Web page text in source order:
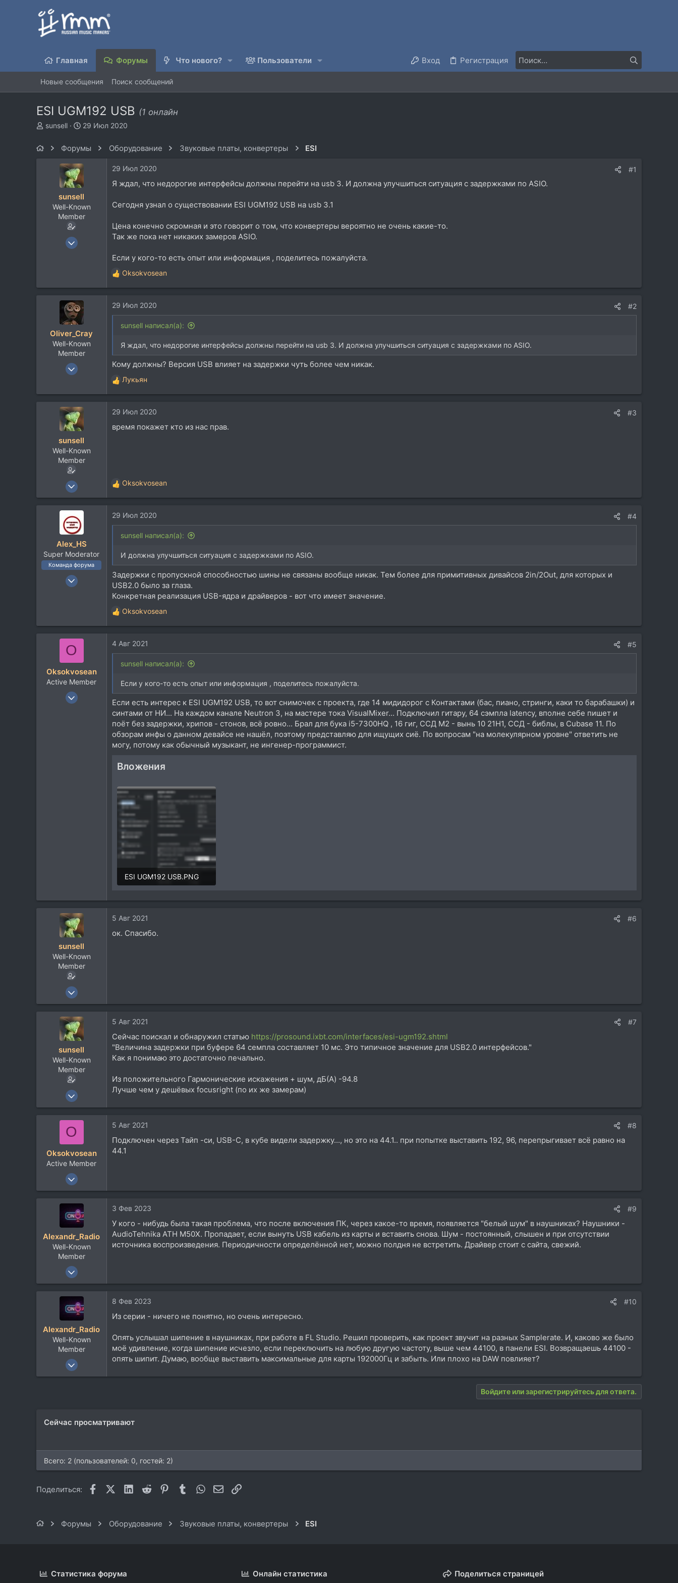
Главная Форумы Что нового? Пользователи Вход Регистрация
Новые сообщения Поиск сообщений
ESI UGM192 USB (1 онлайн
А
sunsell
Д
а
н
а
ч
а
л
а
29 Июл 2020
Форумы Оборудование Звуковые платы, конвертеры ESI
sunsell
Well-Known
Member
30 Авг 2017
29 Июл 2020 #1
Я ждал, что недорогие интерфейсы должны перейти на usb 3. И должна улучшиться ситуация с задержками по ASIO.
Сегодня узнал о существовании ESI UGM192 USB на usb 3.1
Цена конечно скромная и это говорит о том, что конвертеры вероятно не очень какие-то.
Так же пока нет никаких замеров ASIO.
Если у кого-то есть опыт или информация , поделитесь пожалуйста.
Р
е
к
ц
Oksokvosean
Oliver_Cray
Well-Known
Member
29 Окт 2014
113
Майкоп
29 Июл 2020 #2
sunsell написал(а):
Я ждал, что недорогие интерфейсы должны перейти на usb 3. И должна улучшиться ситуация с задержками по ASIO.
Кому должны? Версия USB влияет на задержки чуть более чем никак.
Р
е
к
и
Лукьян
sunsell
Well-Known
Member
30 Авг 2017
2.208
29 Июл 2020 #3
время покажет кто из нас прав.
Р
е
к
ц
Oksokvosean
Alex_HS
Super Moderator
Команда форума
19 Ноя 2002
Москва
29 Июл 2020 #4
sunsell написал(а):
И должна улучшиться ситуация с задержками по ASIO.
Задержки с пропускной способностью шины не связаны вообще никак. Тем более для примитивных дивайсов 2in/2Out, для которых и
USB2.0 было за глаза.
Конкретная реализация USB-ядра и драйверов - вот что имеет значение.
Р
е
к
ц
Oksokvosean
O
Oksokvosean
Active Member
7 Май 2011
4 Авг 2021 #5
sunsell написал(а):
Если у кого-то есть опыт или информация , поделитесь пожалуйста.
Если есть интерес к ESI UGM192 USB, то вот снимочек с проекта, где 14 мидидорог с Контактами (бас, пиано, стринги, каки то барабашки) и
синтами от НИ... На каждом канале Neutron 3, на мастере тока VisualMixer... Подключил гитару, 64 сэмпла latency, вполне себе пишет и
поёт без задержки, хрипов - стонов, всё ровно... Брал для бука i5-7300HQ , 16 гиг, ССД М2 - вынь 10 21H1, ССД - библы, в Cubase 11. По
обзорам инфы о данном девайсе не нашёл, поэтому представляю для ищущих сиё. По вопросам "на молекулярном уровне" ответить не
могу, потому как обычный музыкант, не ингенер-программист.
Вложения
ESI UGM192 USB.PNG
sunsell
Well-Known
Member
30 Авг 2017
5 Авг 2021 #6
ок. Спасибо.
sunsell
Well-Known
Member
30 Авг 2017
5 Авг 2021 #7
Сейчас поискал и обнаружил статью https://prosound.ixbt.com/interfaces/esi-ugm192.shtml
"Величина задержки при буфере 64 семпла составляет 10 мс. Это типичное значение для USB2.0 интерфейсов."
Как я понимаю это достаточно печально.
Из положительного Гармонические искажения + шум, дБ(A) -94.8
Лучше чем у дешёвых focusright (по их же замерам)
O
Oksokvosean
Active Member
7 Май 2011
5 Авг 2021 #8
Подключен через Тайп -си, USB-C, в кубе видели задержку..., но это на 44.1.. при попытке выставить 192, 96, перепрыгивает всё равно на
44.1
Alexandr_Radio
Well-Known
Member
18 Авг 2020
3 Фев 2023 #9
У кого - нибудь была такая проблема, что после включения ПК, через какое-то время, появляется "белый шум" в наушниках? Наушники -
AudioTehnika ATH M50X. Пропадает, если вынуть USB кабель из карты и вставить снова. Шум - постоянный, слышен и при отсутствии
источника воспроизведения. Периодичности определённой нет, можно полдня не встретить. Драйвер стоит с сайта, свежий.
Alexandr_Radio
Well-Known
Member
18 Авг 2020
8 Фев 2023 #10
Из серии - ничего не понятно, но очень интересно.
Опять услышал шипение в наушниках, при работе в FL Studio. Решил проверить, как проект звучит на разных Samplerate. И, каково же было
моё удивление, когда шипение исчезло, если переключить на любую другую частоту, выше чем 44100, в панели ESI. Возвращаешь 44100 -
опять шипит. Думаю, вообще выставить максимальные для карты 192000Гц и забыть. Или плохо на DAW повлияет?
Войдите или зарегистрируйтесь для ответа.
Сейчас просматривают
Всего: 2 (пользователей: 0, гостей: 2)
Поделиться: FacebookX (Twitter)
LinkedIn
Reddit Pinterest
TumblrWhatsAppЭлектронная почта
Ссылка
Форумы Оборудование Звуковые платы, конвертеры ESI
Статистика форума Онлайн статистика Поделиться страницей